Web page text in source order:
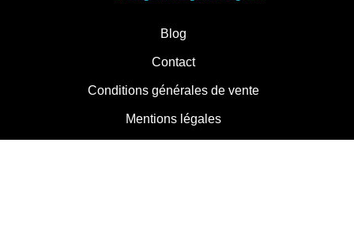
Blog
Contact
Conditions générales de vente
Mentions légales